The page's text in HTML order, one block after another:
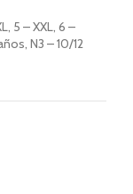
5 – XXL, 6 –
N3 – 10/12